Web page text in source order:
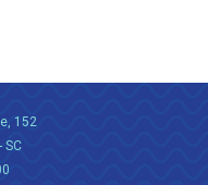
152
SC